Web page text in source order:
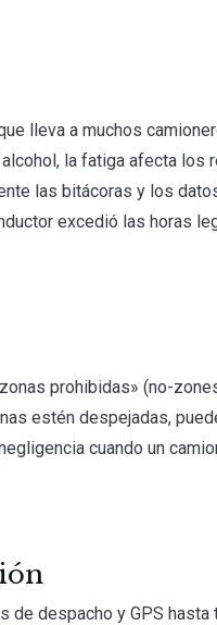
lleva a muchos
la fatiga afecta los
las bitácoras y los
excedió las horas
prohibidas» (no-
estén despejadas,
cuando un
de despacho y GPS hasta